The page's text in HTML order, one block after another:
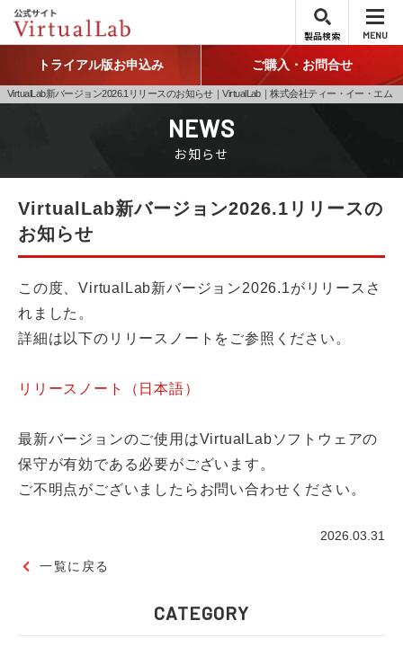
製品検索 MENU
トライアル版お申込み ご購入・お問合せ
VirtualLab新バージョン2026.1リリースのお知らせ｜VirtualLab｜株式会社ティー・イー・エム
NEWS
お知らせ
VirtualLab新バージョン2026.1リリースの
お知らせ
この度、VirtualLab新バージョン2026.1がリリースさ
れました。
詳細は以下のリリースノートをご参照ください。
リリースノート（日本語）
最新バージョンのご使用はVirtualLabソフトウェアの
保守が有効である必要がございます。
ご不明点がございましたらお問い合わせください。
2026.03.31
一覧に戻る
CATEGORY